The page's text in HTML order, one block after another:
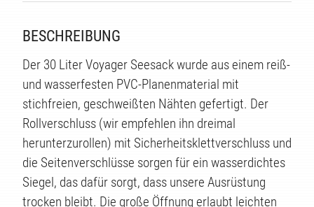
BESCHREIBUNG
Der 30 Liter Voyager Seesack wurde aus einem reiß-
und wasserfesten PVC-Planenmaterial mit
stichfreien, geschweißten Nähten gefertigt. Der
Rollverschluss (wir empfehlen ihn dreimal
herunterzurollen) mit Sicherheitsklettverschluss und
die Seitenverschlüsse sorgen für ein wasserdichtes
Siegel, das dafür sorgt, dass unsere Ausrüstung
trocken bleibt. Die große Öffnung erlaubt leichten